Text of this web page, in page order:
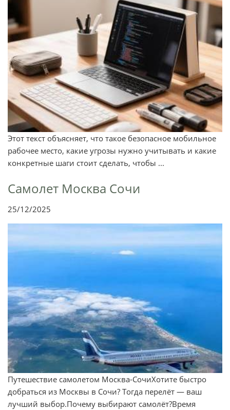
Этот текст объясняет, что такое безопасное мобильное
рабочее место, какие угрозы нужно учитывать и какие
конкретные шаги стоит сделать, чтобы ...
Самолет Москва Сочи
25/12/2025
Путешествие самолетом Москва-СочиХотите быстро
добраться из Москвы в Сочи? Тогда перелёт — ваш
лучший выбор.Почему выбирают самолёт?Время